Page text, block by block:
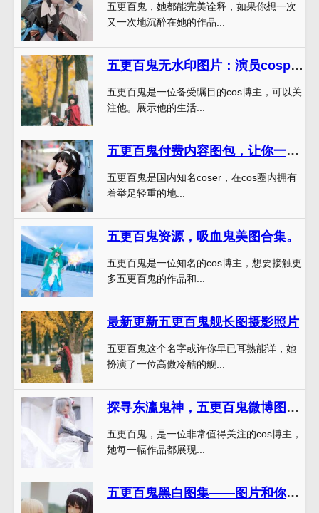
五更百鬼，她都能完美诠释，如果你想一次
又一次地沉醉在她的作品...
五更百鬼无水印图片：演员cosplay作品图包，精选最美照片
五更百鬼是一位备受瞩目的cos博主，可以关
注他。展示他的生活...
五更百鬼付费内容图包，让你一睹她们最美的照片
五更百鬼是国内知名coser，在cos圈内拥有
着举足轻重的地...
五更百鬼资源，吸血鬼美图合集。
五更百鬼是一位知名的cos博主，想要接触更
多五更百鬼的作品和...
最新更新五更百鬼舰长图摄影照片
五更百鬼这个名字或许你早已耳熟能详，她
扮演了一位高傲冷酷的舰...
探寻东瀛鬼神，五更百鬼微博图照片让你瑰丽踏入妖界
五更百鬼，是一位非常值得关注的cos博主，
她每一幅作品都展现...
五更百鬼黑白图集——图片和你静静地谈话